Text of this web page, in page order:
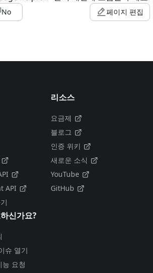
No 페이지 편집
API
리소스
요금제
블로그
인증 위키
새로운 소식
YouTube
GitHub
신가요?
슈 열기
요청